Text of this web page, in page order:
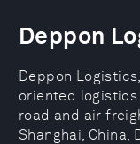
Deppon
Deppon
oriented
road and air
Shanghai, China,